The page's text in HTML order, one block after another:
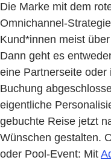
Die Marke mit dem
Omnichannel-
Kund*innen meist
Dann geht es
eine Partnerseite
Buchung
eigentliche
gebuchte Reise jetzt
Wünschen gestalten.
oder Pool-Event: Mit